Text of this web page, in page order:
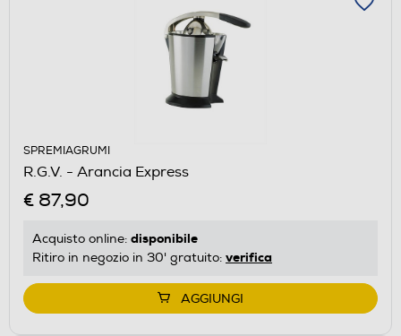
SPREMIAGRUMI
R.G.V. - Arancia Express
€ 87,90
Acquisto online: disponibile
Ritiro in negozio in 30' gratuito: verifica
AGGIUNGI